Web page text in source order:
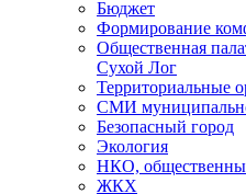
Бюджет
Формирование
Общественная
Сухой Лог
Территориальные
СМИ
Безопасный город
Экология
НКО,
ЖКХ